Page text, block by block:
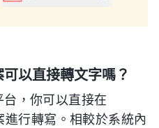
以直接轉文字嗎？
，你可以直接在
行轉寫。相較於系統內